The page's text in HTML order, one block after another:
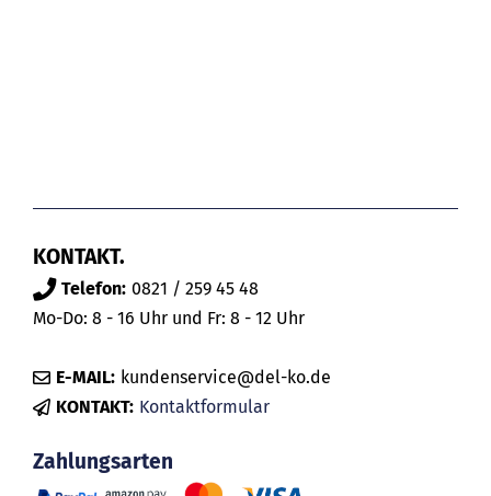
KONTAKT.
Telefon: 0821 / 259 45 48
Mo-Do: 8 - 16 Uhr und Fr: 8 - 12 Uhr
E-MAIL: kundenservice@del-ko.de
KONTAKT: Kontaktformular
Zahlungsarten